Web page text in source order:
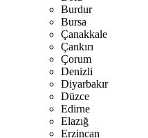
Burdur
Bursa
Çanakkale
Çankırı
Çorum
Denizli
Diyarbakır
Düzce
Edirne
Elazığ
Erzincan